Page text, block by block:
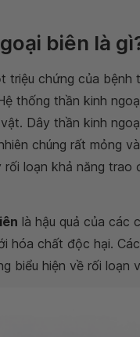
biên là
triệu chứng của bệnh
thống thần kinh
Dây thần kinh
chúng rất mỏng
loạn khả năng
là hậu quả của các
hóa chất độc hại.
biểu hiện về rối loạn